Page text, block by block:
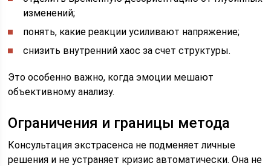
изменений;
понять, какие реакции усиливают напряжение;
снизить внутренний хаос за счет структуры.
Это особенно важно, когда эмоции мешают
объективному анализу.
Ограничения и границы метода
Консультация экстрасенса не подменяет личные
решения и не устраняет кризис автоматически. Она не